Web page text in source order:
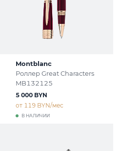
Montblanc
Роллер Great Characters
MB132125
В НАЛИЧИИ
5 000 BYN
от 119 BYN/мес